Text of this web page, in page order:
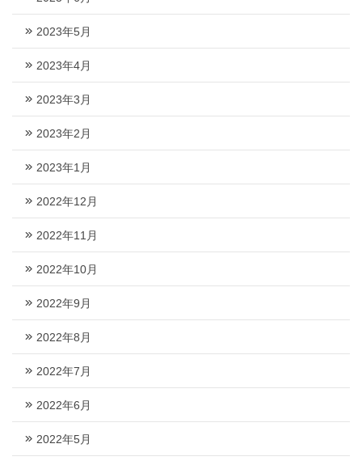
2023年5月
2023年4月
2023年3月
2023年2月
2023年1月
2022年12月
2022年11月
2022年10月
2022年9月
2022年8月
2022年7月
2022年6月
2022年5月